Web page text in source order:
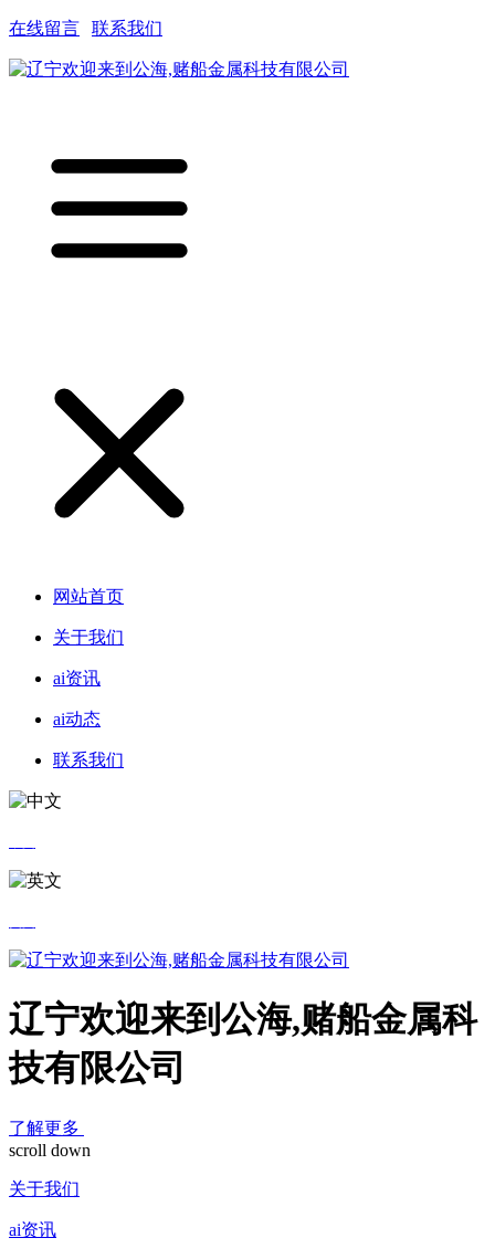
在线留言 联系我们
网站首页
关于我们
ai资讯
ai动态
联系我们
辽宁欢迎来到公海,赌船金属科
技有限公司
了解更多
scroll down
关于我们
ai资讯